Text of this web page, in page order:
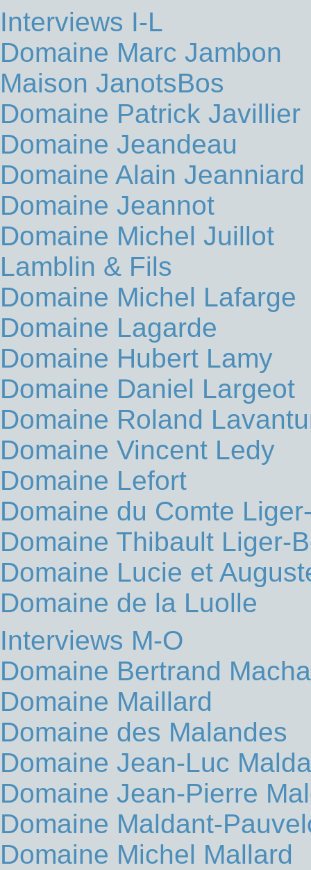
Interviews I-L
Domaine Marc Jambon
Maison JanotsBos
Domaine Patrick Javillier
Domaine Jeandeau
Domaine Alain Jeanniard
Domaine Jeannot
Domaine Michel Juillot
Lamblin & Fils
Domaine Michel Lafarge
Domaine Lagarde
Domaine Hubert Lamy
Domaine Daniel Largeot
Domaine Roland
Domaine Vincent Ledy
Domaine Lefort
Domaine du Comte
Domaine Thibault Liger-
Domaine Lucie et
Domaine de la Luolle
Interviews M-O
Domaine Bertrand
Domaine Maillard
Domaine des Malandes
Domaine Jean-Luc
Domaine Jean-Pierre
Domaine Maldant-
Domaine Michel Mallard